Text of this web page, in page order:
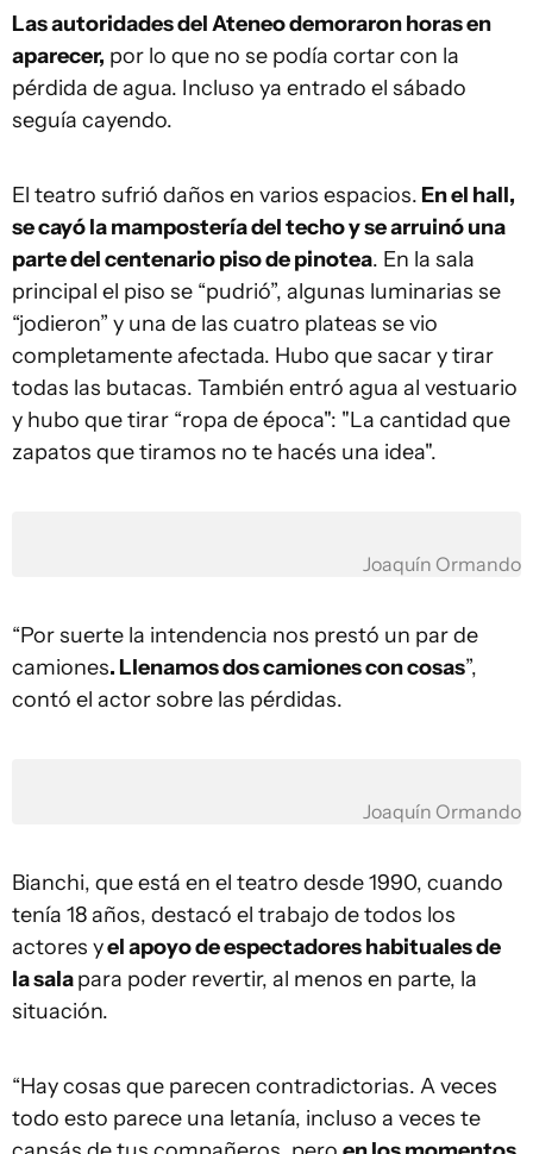
Las autoridades del Ateneo demoraron horas en
aparecer, por lo que no se podía cortar con la
pérdida de agua. Incluso ya entrado el sábado
seguía cayendo.
El teatro sufrió daños en varios espacios. En el hall,
se cayó la mampostería del techo y se arruinó una
parte del centenario piso de pinotea. En la sala
principal el piso se “pudrió”, algunas luminarias se
“jodieron” y una de las cuatro plateas se vio
completamente afectada. Hubo que sacar y tirar
todas las butacas. También entró agua al vestuario
y hubo que tirar “ropa de época": "La cantidad que
zapatos que tiramos no te hacés una idea".
Joaquín Ormando
“Por suerte la intendencia nos prestó un par de
camiones. Llenamos dos camiones con cosas”,
contó el actor sobre las pérdidas.
Joaquín Ormando
Bianchi, que está en el teatro desde 1990, cuando
tenía 18 años, destacó el trabajo de todos los
actores yel apoyo de espectadores habituales de
la salapara poder revertir, al menos en parte, la
situación.
“Hay cosas que parecen contradictorias. A veces
todo esto parece una letanía, incluso a veces te